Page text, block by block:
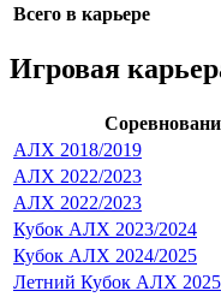
Всего в карьере
Игровая
АЛХ 2018/2019
АЛХ 2022/2023
АЛХ 2022/2023
Кубок АЛХ 2023/2024
Кубок АЛХ 2024/2025
Летний Кубок АЛХ 2025